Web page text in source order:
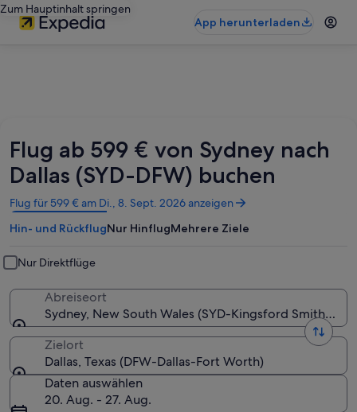
Zum Hauptinhalt springen
App herunterladen
Flug ab 599 € von Sydney nach
Dallas (SYD-DFW) buchen
Flug für 599 € am Di., 8. Sept. 2026 anzeigen
Wird
in
einem
Fenster
geöffnet
Hin- und RückflugNur HinflugMehrere Ziele
Nur Direktflüge
Abreiseort
Sydney, New South Wales (SYD-Kingsford Smith Intl.)
Zielort
Dallas, Texas (DFW-Dallas-Fort Worth)
Daten auswählen
20. Aug. - 27. Aug.